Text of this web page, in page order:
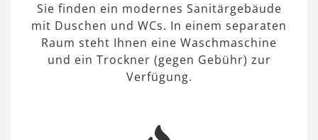
Sie finden ein modernes Sanitärgebäude
mit Duschen und WCs. In einem separaten
Raum steht Ihnen eine Waschmaschine
und ein Trockner (gegen Gebühr) zur
Verfügung.